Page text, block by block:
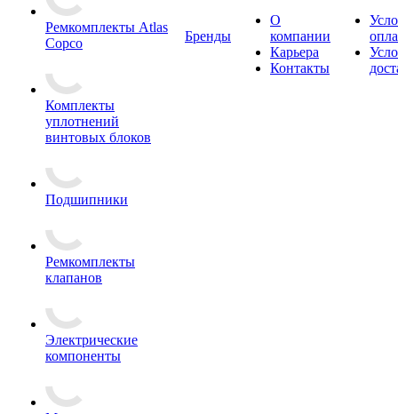
Ремкомплекты Atlas
Copco
Комплекты
уплотнений
винтовых блоков
Подшипники
Ремкомплекты
клапанов
Электрические
компоненты
Бренды
О
компании
Карьера
Контакты